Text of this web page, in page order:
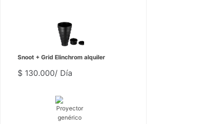
Snoot + Grid Elinchrom alquiler
$ 130.000/ Día